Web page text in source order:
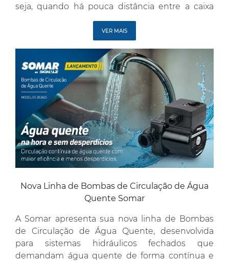
seja, quando há pouca distância entre a caixa
térreas, sobrados e apartamentos de cobertura.
Os modelos PAS melhoram o desempenho de
VER MAIS
Nova Linha de Bombas de Circulação de Água
Quente Somar
A Somar apresenta sua nova linha de Bombas
de Circulação de Água Quente, desenvolvida
para sistemas hidráulicos fechados que
demandam água quente de forma contínua e